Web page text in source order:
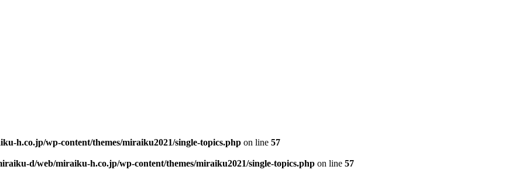
h.co.jp/wp-content/themes/miraiku2021/single-topics.php on line 57
d/web/miraiku-h.co.jp/wp-content/themes/miraiku2021/single-topics.php on line 57